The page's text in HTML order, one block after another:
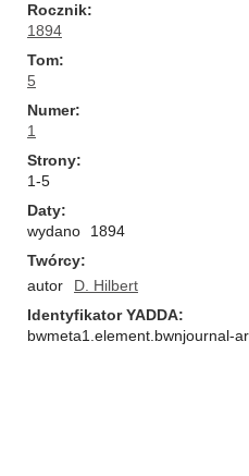
Rocznik
1894
Tom
5
Numer
1
Strony
1-5
Daty
wydano
1894
Twórcy
autor
D. Hilbert
Identyfikator YADDA
bwmeta1.element.bwnjournal-